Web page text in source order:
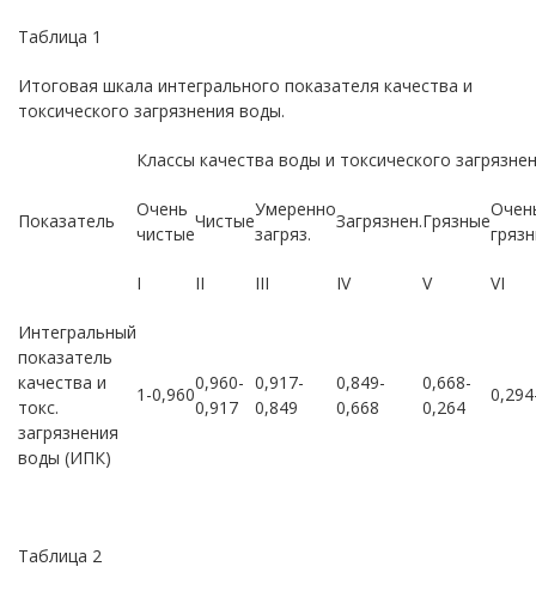
Таблица 1
Итоговая шкала интегрального показателя качества и
токсического загрязнения воды.
Показатель
Классы качества воды и токсического
Очень
чистые
Чистые
Умеренно
загряз.
Загрязнен.Грязные
I II III IV V VI
Интегральный
показатель
качества и
токс.
загрязнения
воды (ИПК)
1-0,960
0,960-
0,917
0,917-
0,849
0,849-
0,668
0,668-
0,264
Таблица 2